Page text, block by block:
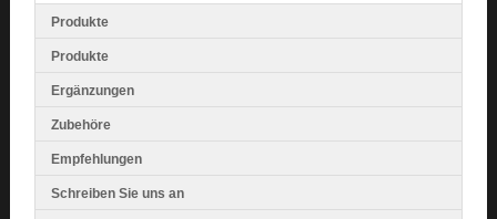
Produkte
Produkte
Ergänzungen
Zubehöre
Empfehlungen
Schreiben Sie uns an